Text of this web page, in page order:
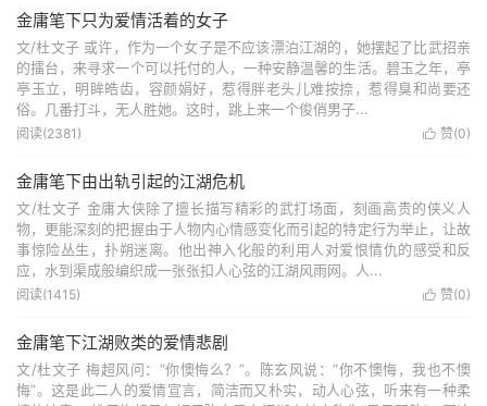
金庸笔下只为爱情活着的女子
文/杜文子 或许，作为一个女子是不应该漂泊江湖的，她摆起了比武招亲
的擂台，来寻求一个可以托付的人，一种安静温馨的生活。碧玉之年，亭
亭玉立，明眸皓齿，容颜娟好，惹得胖老头儿难按捺，惹得臭和尚要还
俗。几番打斗，无人胜她。这时，跳上来一个俊俏男子...
 赞(0)
阅读(2381)
金庸笔下由出轨引起的江湖危机
文/杜文子 金庸大侠除了擅长描写精彩的武打场面，刻画高贵的侠义人
物，更能深刻的把握由于人物内心情感变化而引起的特定行为举止，让故
事惊险丛生，扑朔迷离。他出神入化般的利用人对爱恨情仇的感受和反
应，水到渠成般编织成一张张扣人心弦的江湖风雨网。人...
 赞(0)
阅读(1415)
金庸笔下江湖败类的爱情悲剧
文/杜文子 梅超风问：“你懊悔么？”。陈玄风说：“你不懊悔，我也不懊
悔”。这是此二人的爱情宣言，简洁而又朴实，动人心弦，听来有一种柔